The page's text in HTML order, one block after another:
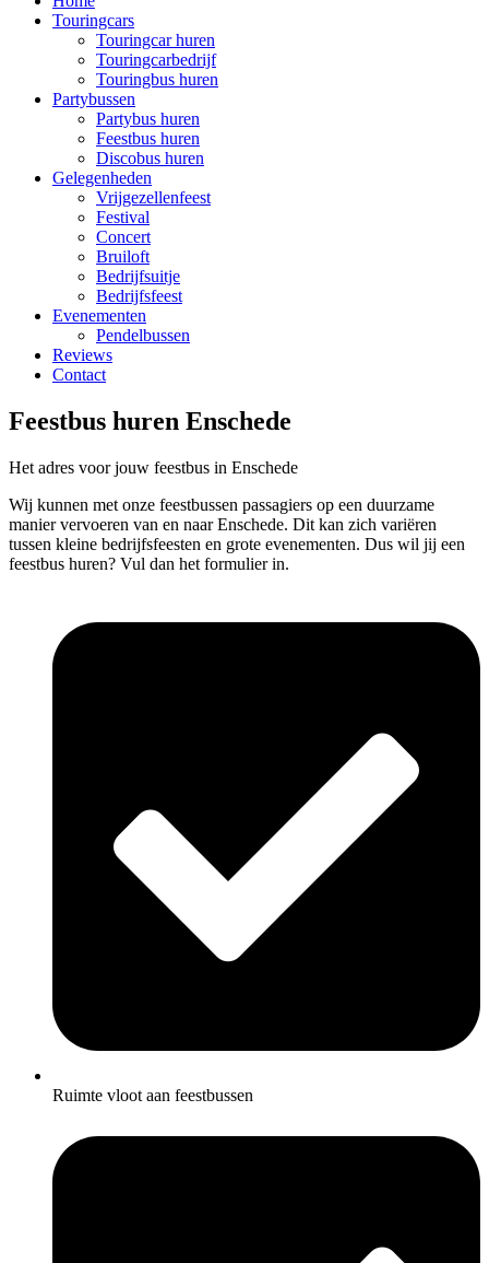
Touringcars
Touringcar huren
Touringcarbedrijf
Touringbus huren
Partybussen
Partybus huren
Feestbus huren
Discobus huren
Gelegenheden
Vrijgezellenfeest
Festival
Concert
Bruiloft
Bedrijfsuitje
Bedrijfsfeest
Evenementen
Pendelbussen
Reviews
Contact
Feestbus huren Enschede
Het adres voor jouw feestbus in Enschede
Wij kunnen met onze feestbussen passagiers op een duurzame
manier vervoeren van en naar Enschede. Dit kan zich variëren
tussen kleine bedrijfsfeesten en grote evenementen. Dus wil jij een
feestbus huren? Vul dan het formulier in.
Ruimte vloot aan feestbussen